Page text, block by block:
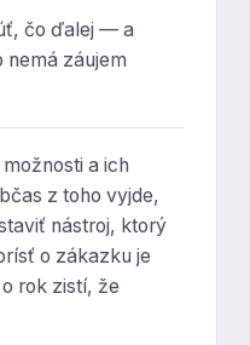
čo ďalej — a
nemá záujem
a ich
z toho vyjde,
nástroj, ktorý
o zákazku je
rok zistí, že